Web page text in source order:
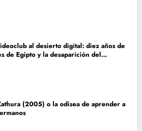
al desierto digital: diez años de
de Egipto y la desaparición del
(2005) o la odisea de aprender a